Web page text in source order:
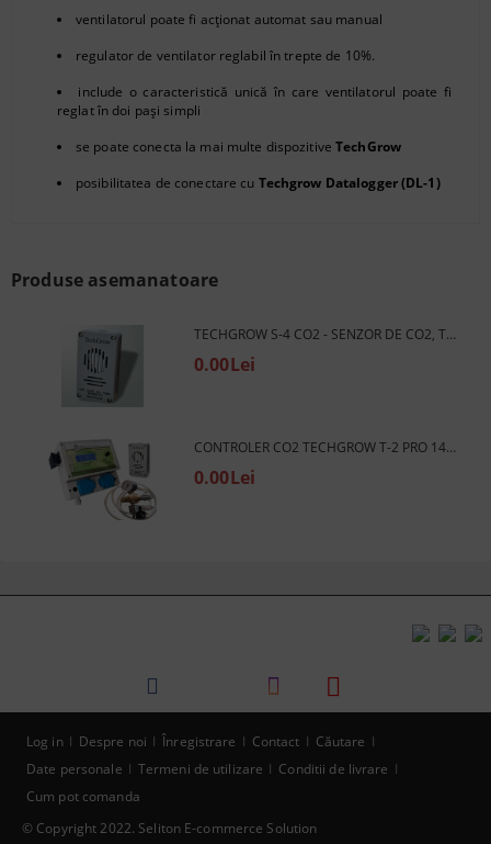
ventilatorul poate fi acţionat automat sau manual
regulator de ventilator reglabil în trepte de 10%.
include o caracteristică unică în care ventilatorul poate fi
reglat în doi pași simpli
se poate conecta la mai multe dispozitiveTechGrow
posibilitatea de conectare cu Techgrow Datalogger (DL-1)
Produse asemanatoare
TECHGROW S-4 CO2 - SENZOR DE CO2, TEMPERATURĂ, UMIDITATE ȘI LUMINĂ (2000 PPM)
0.00Lei
CONTROLER CO2 TECHGROW T-2 PRO 14A + SENZOR + SET DE SUPAPE
0.00Lei
© Copyright 2022. Seliton E-commerce Solution
Log in Despre noi Înregistrare Contact
Căutare
Date personale
Termeni de utilizare
Conditii de livrare
Cum pot comanda